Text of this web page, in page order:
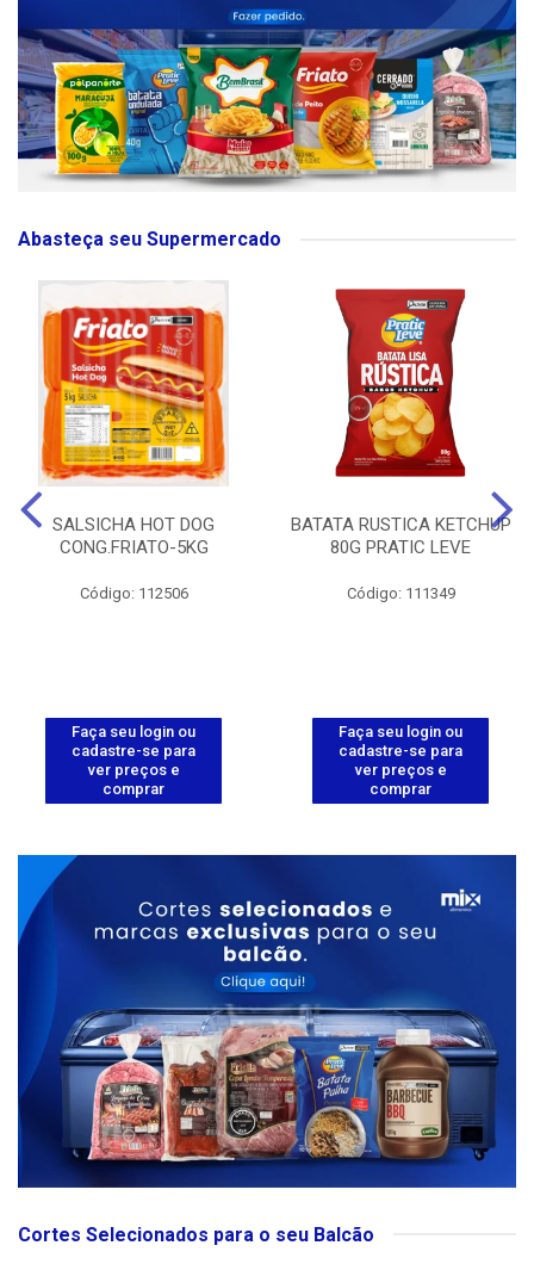
Abasteça seu Supermercado
SALSICHA HOT DOG
CONG.FRIATO-5KG
Código: 112506
Faça seu login ou
cadastre-se para
ver preços e
comprar
BATATA RUSTICA KETCHUP
80G PRATIC LEVE
Código: 111349
Faça seu login ou
cadastre-se para
ver preços e
comprar
Cortes Selecionados para o seu Balcão